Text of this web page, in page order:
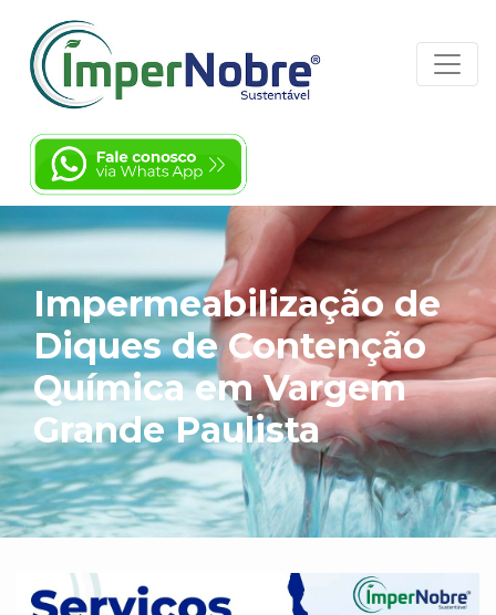
Impermeabilização de
Diques de Contenção
Química em Vargem
Grande Paulista